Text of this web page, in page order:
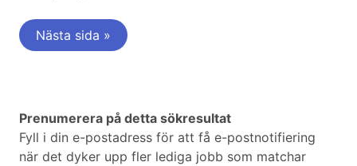
Nästa sida »
Prenumerera på detta sökresultat
Fyll i din e-postadress för att få e-postnotifiering
när det dyker upp fler lediga jobb som matchar